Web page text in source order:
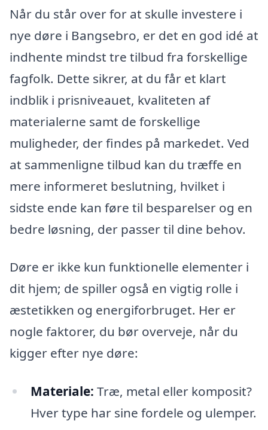
Når du står over for at skulle investere i
nye døre i Bangsebro, er det en god idé at
indhente mindst tre tilbud fra forskellige
fagfolk. Dette sikrer, at du får et klart
indblik i prisniveauet, kvaliteten af
materialerne samt de forskellige
muligheder, der findes på markedet. Ved
at sammenligne tilbud kan du træffe en
mere informeret beslutning, hvilket i
sidste ende kan føre til besparelser og en
bedre løsning, der passer til dine behov.
Døre er ikke kun funktionelle elementer i
dit hjem; de spiller også en vigtig rolle i
æstetikken og energiforbruget. Her er
nogle faktorer, du bør overveje, når du
kigger efter nye døre:
Materiale: Træ, metal eller komposit?
Hver type har sine fordele og ulemper.